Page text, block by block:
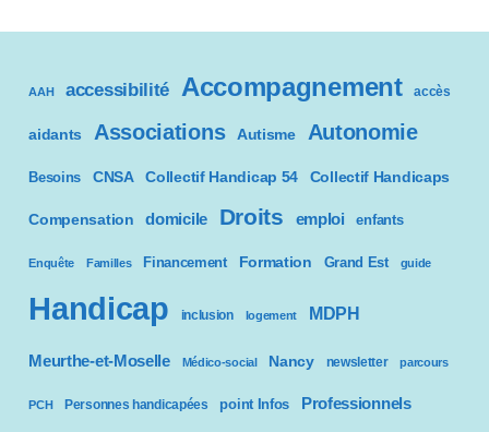
AAH accessibilité Accompagnement accès
aidants Associations Autisme Autonomie
Besoins CNSA Collectif Handicap 54 Collectif Handicaps
Compensation domicile Droits emploi enfants
Enquête Familles Financement Formation Grand Est guide
Handicap inclusion logement MDPH
Meurthe-et-Moselle Médico-social Nancy newsletter parcours
PCH Personnes handicapées point Infos Professionnels